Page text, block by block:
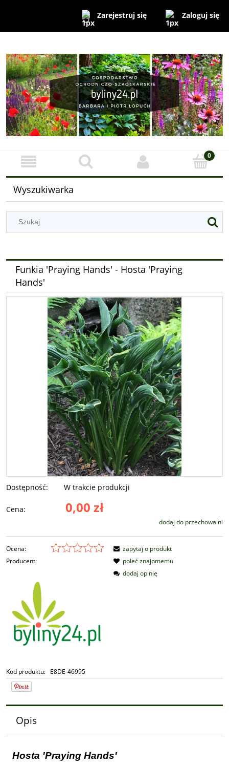
Zarejestruj się Zaloguj się
Wyszukiwarka
Funkia 'Praying Hands' - Hosta 'Praying
Hands'
Dostępność: W trakcie produkcji
Cena: 0,00 zł
dodaj do przechowalni
Ocena:
Producent:
Kod produktu: E8DE-46995
zapytaj o produkt
poleć znajomemu
dodaj opinię
Opis
Hosta 'Praying Hands'